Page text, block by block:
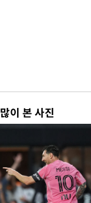
많이 본 사진